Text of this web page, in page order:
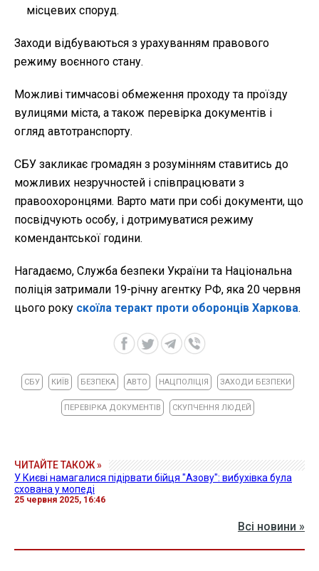
місцевих споруд.
Заходи відбуваються з урахуванням правового
режиму воєнного стану.
Можливі тимчасові обмеження проходу та проїзду
вулицями міста, а також перевірка документів і
огляд автотранспорту.
СБУ закликає громадян з розумінням ставитись до
можливих незручностей і співпрацювати з
правоохоронцями. Варто мати при собі документи, що
посвідчують особу, і дотримуватися режиму
комендантської години.
Нагадаємо, Служба безпеки України та Національна
поліція затримали 19-річну агентку РФ, яка 20 червня
цього року скоїла теракт проти оборонців Харкова.
СБУ КИЇВ БЕЗПЕКА АВТО НАЦПОЛІЦІЯ ЗАХОДИ БЕЗПЕКИ
ПЕРЕВІРКА ДОКУМЕНТІВ СКУПЧЕННЯ ЛЮДЕЙ
ЧИТАЙТЕ ТАКОЖ »
У Києві намагалися підірвати бійця "Азову": вибухівка була
схована у мопеді
25 червня 2025, 16:46
Всі новини »